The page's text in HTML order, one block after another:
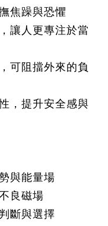
焦躁與恐懼
讓人更專注於當
可阻擋外來的負
，提升安全感與
與能量場
良磁場
斷與選擇